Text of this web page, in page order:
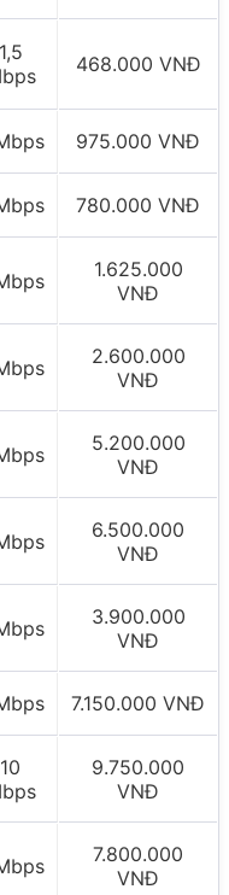
1,5
468.000 VNĐ
975.000 VNĐ
780.000 VNĐ
1.625.000
VNĐ
2.600.000
VNĐ
5.200.000
VNĐ
6.500.000
VNĐ
3.900.000
VNĐ
7.150.000 VNĐ
10
9.750.000
VNĐ
7.800.000
VNĐ